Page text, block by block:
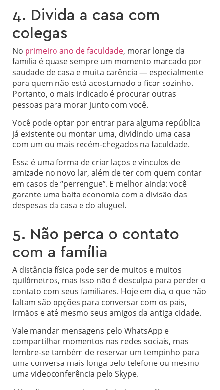
4. Divida a casa com
colegas
No primeiro ano de faculdade, morar longe da
família é quase sempre um momento marcado por
saudade de casa e muita carência — especialmente
para quem não está acostumado a ficar sozinho.
Portanto, o mais indicado é procurar outras
pessoas para morar junto com você.
Você pode optar por entrar para alguma república
já existente ou montar uma, dividindo uma casa
com um ou mais recém-chegados na faculdade.
Essa é uma forma de criar laços e vínculos de
amizade no novo lar, além de ter com quem contar
em casos de “perrengue”. E melhor ainda: você
garante uma baita economia com a divisão das
despesas da casa e do aluguel.
5. Não perca o contato
com a família
A distância física pode ser de muitos e muitos
quilômetros, mas isso não é desculpa para perder o
contato com seus familiares. Hoje em dia, o que não
faltam são opções para conversar com os pais,
irmãos e até mesmo seus amigos da antiga cidade.
Vale mandar mensagens pelo WhatsApp e
compartilhar momentos nas redes sociais, mas
lembre-se também de reservar um tempinho para
uma conversa mais longa pelo telefone ou mesmo
uma videoconferência pelo Skype.